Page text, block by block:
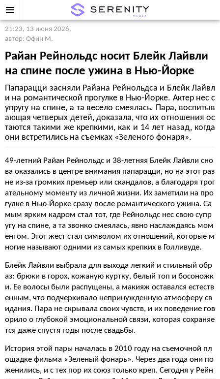
21:23, 13 июня 2026,
автор: Офин М.
Райан Рейнольдс носит Блейк Лайвли
на спине после ужина в Нью-Йорке
Папарацци засняли Райана Рейнольдса и Блейк Лайвл
и на романтической прогулке в Нью-Йорке. Актер нес с
упругу на спине, а та весело смеялась. Пара, воспитыв
ающая четверых детей, доказала, что их отношения ос
таются такими же крепкими, как и 14 лет назад, когда
они встретились на съемках «Зеленого фонаря».
49-летний Райан Рейнольдс и 38-летняя Блейк Лайвли сно
ва оказались в центре внимания папарацци, но на этот раз
не из-за громких премьер или скандалов, а благодаря трог
ательному моменту из личной жизни. Их заметили на про
гулке в Нью-Йорке сразу после романтического ужина. Са
мым ярким кадром стал тот, где Рейнольдс нес свою супр
угу на спине, а та звонко смеялась, явно наслаждаясь мом
ентом. Этот жест стал символом их отношений, которые м
ногие называют одними из самых крепких в Голливуде.
Блейк Лайвли выбрала для выхода легкий и стильный обр
аз: брюки в горох, кожаную куртку, белый топ и босоножк
и. Ее волосы были распущены, а макияж оставался естеств
енным, что подчеркивало непринужденную атмосферу св
идания. Пара не скрывала своих чувств, и их поведение гов
орило о глубокой эмоциональной связи, которая сохраняе
тся даже спустя годы после свадьбы.
История этой пары началась в 2010 году на съемочной пл
ощадке фильма «Зеленый фонарь». Через два года они по
женились, и с тех пор их союз только креп. Сегодня у Рейн